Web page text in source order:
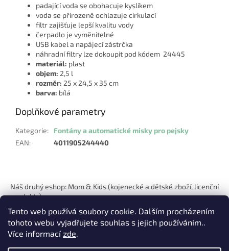
Tento web používá soubory cookie. Dalším procházením
tohoto webu vyjadřujete souhlas s jejich používáním..
Více informacízde.
padající voda se obohacuje kyslíkem
voda se přirozeně ochlazuje cirkulací
filtr zajišťuje lepší kvalitu vody
čerpadlo je vyměnitelné
USB kabel a napájecí zástrčka
náhradní filtry lze dokoupit pod kódem 24445
materiál: plast
objem: 2,5 l
rozměr: 25 x 24,5 x 35 cm
barva: bílá
Doplňkové parametry
Kategorie:
Fontány a automatické misky pro pejsky
EAN: 4011905244440
p
Náš druhý eshop: Mom & Kids (kojenecké a dětské zboží, licenční
produkty)